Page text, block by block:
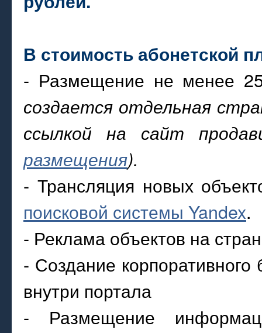
В стоимость абонетской
- Размещение не менее
создается отдельная
ссылкой на сайт
размещения).
- Трансляция новых
поисковой системы Yandex.
- Реклама объектов на
- Создание корпоративного
внутри портала
- Размещение